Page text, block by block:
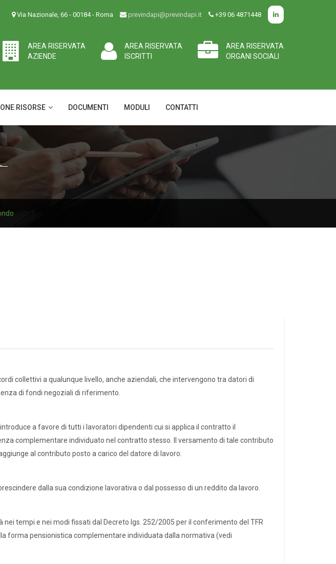
Via Nazionale, 66 - 00184 - Roma previndapi@previndapi.it +39 06 4871448
AREA RISERVATA
AZIENDE
AREA RISERVATA
ISCRITTI
AREA RISERVATA
ORGANI SOCIALI
RISORSE DOCUMENTI MODULI CONTATTI
collettivi a qualunque livello, anche aziendali, che intervengono tra datori di
di fondi negoziali di riferimento.
a favore di tutti i lavoratori dipendenti cui si applica il contratto il
complementare individuato nel contratto stesso. Il versamento di tale contributo
al contributo posto a carico del datore di lavoro.
dalla sua condizione lavorativa o dal possesso di un reddito da lavoro.
tempi e nei modi fissati dal Decreto lgs. 252/2005 per il conferimento del TFR
forma pensionistica complementare individuata dalla normativa (vedi